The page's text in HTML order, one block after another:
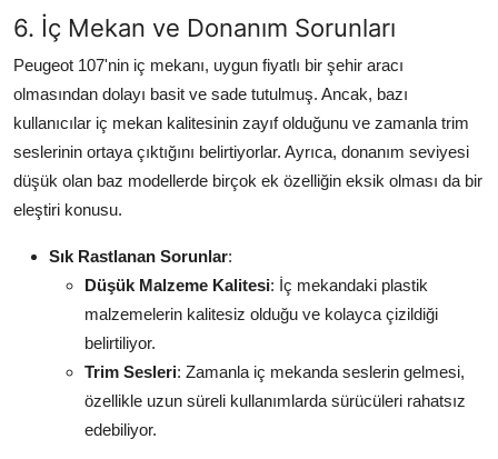
6. İç Mekan ve Donanım Sorunları
Peugeot 107'nin iç mekanı, uygun fiyatlı bir şehir aracı
olmasından dolayı basit ve sade tutulmuş. Ancak, bazı
kullanıcılar iç mekan kalitesinin zayıf olduğunu ve zamanla trim
seslerinin ortaya çıktığını belirtiyorlar. Ayrıca, donanım seviyesi
düşük olan baz modellerde birçok ek özelliğin eksik olması da bir
eleştiri konusu.
Sık Rastlanan Sorunlar:
Düşük Malzeme Kalitesi: İç mekandaki plastik
malzemelerin kalitesiz olduğu ve kolayca çizildiği
belirtiliyor.
Trim Sesleri: Zamanla iç mekanda seslerin gelmesi,
özellikle uzun süreli kullanımlarda sürücüleri rahatsız
edebiliyor.